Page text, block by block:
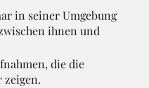
in seiner Umgebung
ihnen und
die die
zeigen.